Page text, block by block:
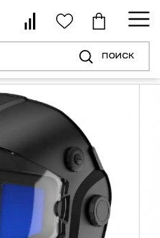
ПОИСК
Средства индивидуальной защиты для